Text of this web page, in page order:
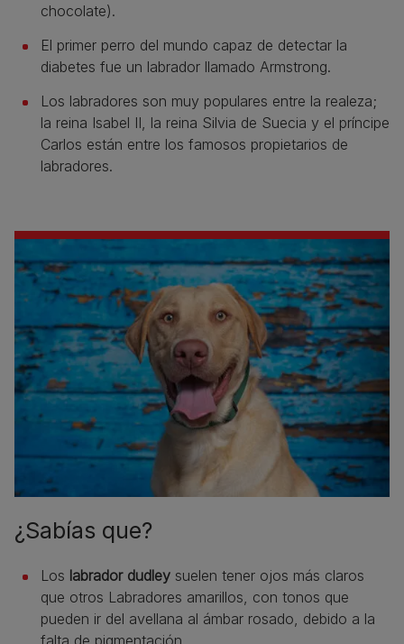
chocolate).
El primer perro del mundo capaz de detectar la
diabetes fue un labrador llamado Armstrong.
Los labradores son muy populares entre la realeza;
la reina Isabel II, la reina Silvia de Suecia y el príncipe
Carlos están entre los famosos propietarios de
labradores.
¿Sabías que?
Los labrador dudley suelen tener ojos más claros
que otros Labradores amarillos, con tonos que
pueden ir del avellana al ámbar rosado, debido a la